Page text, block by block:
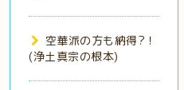
空華派の方も納得?！
(浄土真宗の根本)